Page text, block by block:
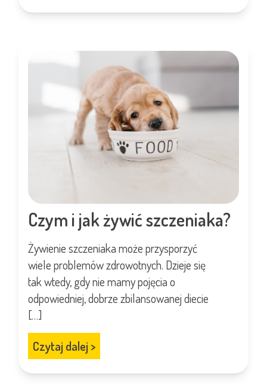
Czym i jak żywić szczeniaka?
Żywienie szczeniaka może przysporzyć
wiele problemów zdrowotnych. Dzieje się
tak wtedy, gdy nie mamy pojęcia o
odpowiedniej, dobrze zbilansowanej diecie
[…]
Czytaj dalej >